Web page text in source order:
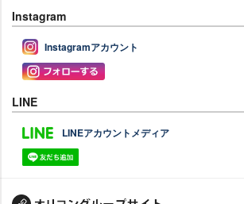
Instagram
Instagramアカウント
LINE
LINEアカウントメディア